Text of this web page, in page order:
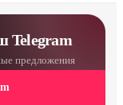
Telegram
предложения